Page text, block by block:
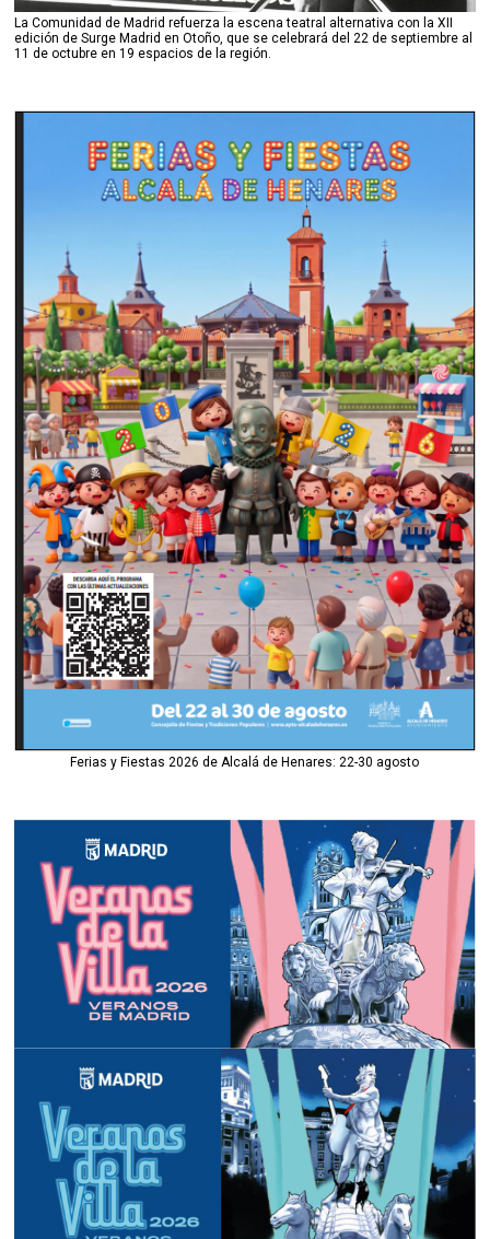
La Comunidad de Madrid refuerza la escena teatral alternativa con la XII
edición de Surge Madrid en Otoño, que se celebrará del 22 de septiembre al
11 de octubre en 19 espacios de la región.
Ferias y Fiestas 2026 de Alcalá de Henares: 22-30 agosto